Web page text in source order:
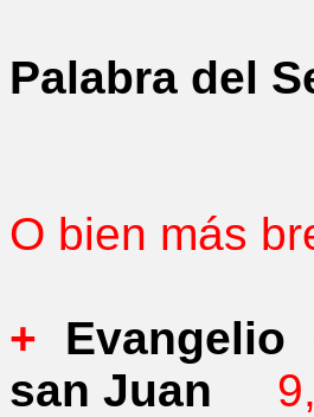
Palabra del
O bien más
+
san Juan